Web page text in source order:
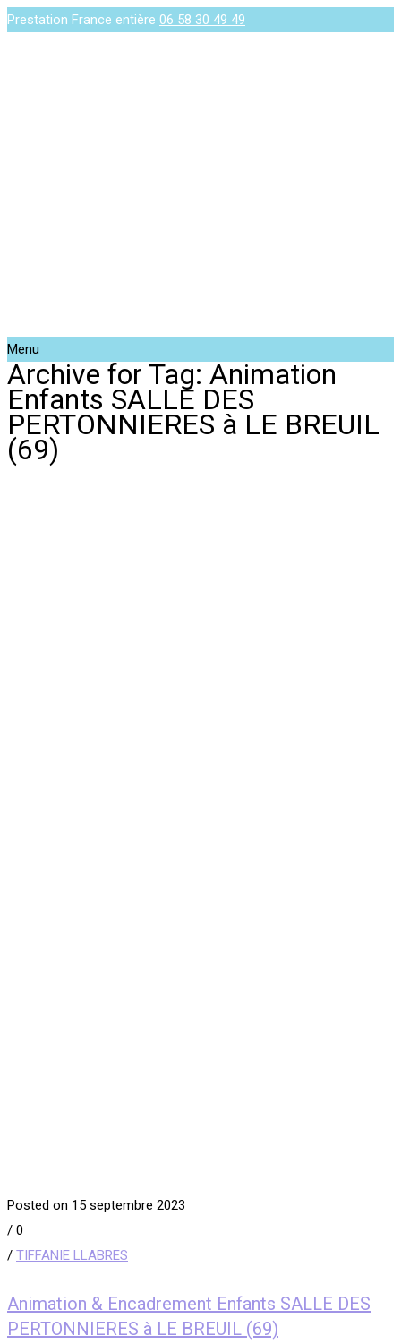
Prestation France entière 06 58 30 49 49
Menu
Archive for Tag: Animation
Enfants SALLE DES
PERTONNIERES à LE BREUIL
(69)
Posted on 15 septembre 2023
/ 0
/ TIFFANIE LLABRES
Animation & Encadrement Enfants SALLE DES
PERTONNIERES à LE BREUIL (69)